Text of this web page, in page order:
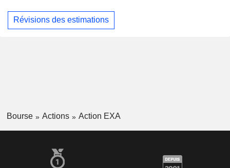
Révisions des estimations
Bourse Actions Action EXA